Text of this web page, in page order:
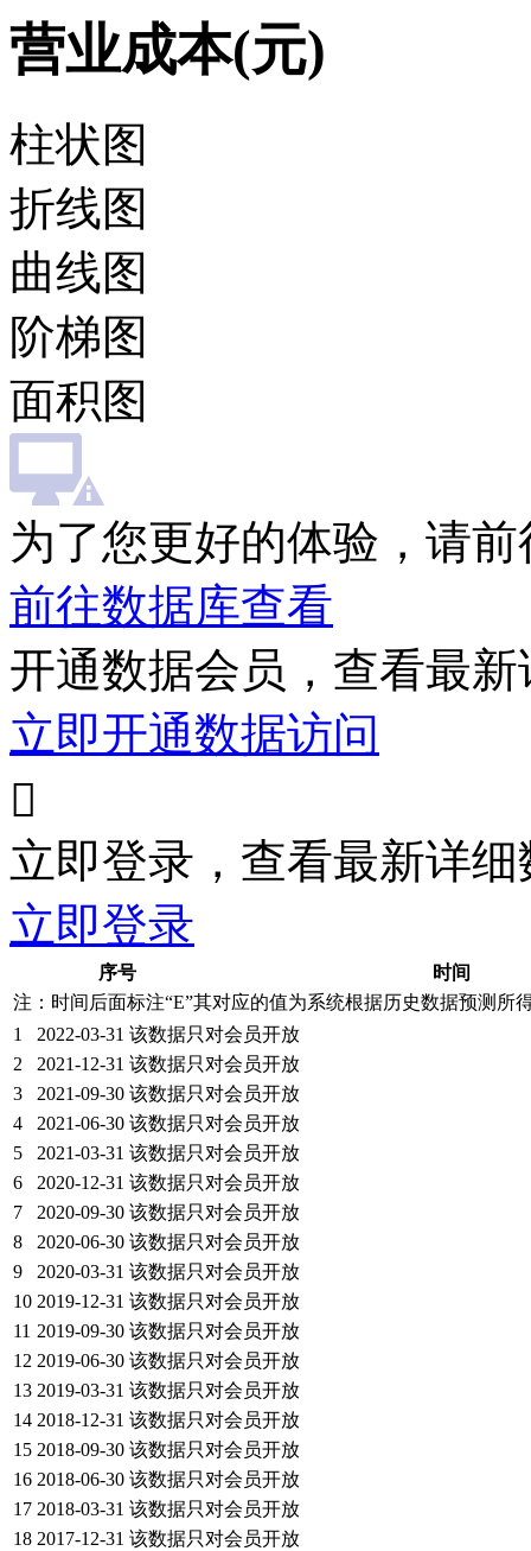
营业成本(元)
柱状图
折线图
曲线图
阶梯图
面积图
为了您更好的体验，请
前往数据库查看
开通数据会员，查看最
立即开通数据访问

立即登录，查看最新详细
立即登录
序号
时间
注：时间后面标注“E”其对应的值为系统根据历史数据预测所
1
2022-03-31 该数据只对会员开放
2
2021-12-31 该数据只对会员开放
3
2021-09-30 该数据只对会员开放
4
2021-06-30 该数据只对会员开放
5
2021-03-31 该数据只对会员开放
6
2020-12-31 该数据只对会员开放
7
2020-09-30 该数据只对会员开放
8
2020-06-30 该数据只对会员开放
9
2020-03-31 该数据只对会员开放
10 2019-12-31 该数据只对会员开放
11 2019-09-30 该数据只对会员开放
12 2019-06-30 该数据只对会员开放
13 2019-03-31 该数据只对会员开放
14 2018-12-31 该数据只对会员开放
15 2018-09-30 该数据只对会员开放
16 2018-06-30 该数据只对会员开放
17 2018-03-31 该数据只对会员开放
18 2017-12-31 该数据只对会员开放